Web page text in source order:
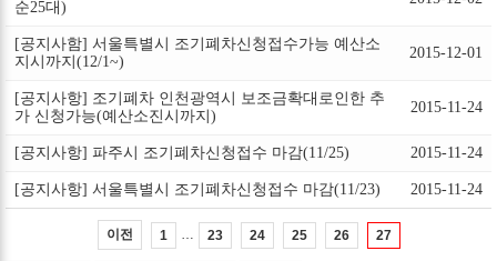
순25대)
[공지사함] 서울특별시 조기폐차신청접수가능 예산소
지시까지(12/1~)
2015-12-01
[공지사항] 조기폐차 인천광역시 보조금확대로인한 추
가 신청가능(예산소진시까지)
2015-11-24
[공지사항] 파주시 조기폐차신청접수 마감(11/25) 2015-11-24
[공지사항] 서울특별시 조기폐차신청접수 마감(11/23) 2015-11-24
이전 1 23 24 25 26 27